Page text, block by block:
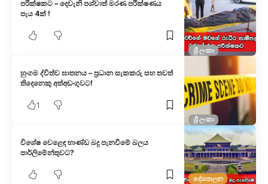
ශ්‍රී ලංකා
පරීක්ෂකට – දෙවැනි පශ්චාත් මරණ පරීක්ෂණය
පැය 4ක් !
ශ්‍රී ලංකා
හුංගම ද්විත්ව ඝාතනය – ප්‍රධාන සැකකරු සහ තවත්
තිදෙනෙකු අත්අඩංගුවට!
1
දේශපාලන
විශේෂ වෙළෙඳ භාණ්ඩ බදු පැනවීමේ බලය
පාර්ලිමේන්තුවට?